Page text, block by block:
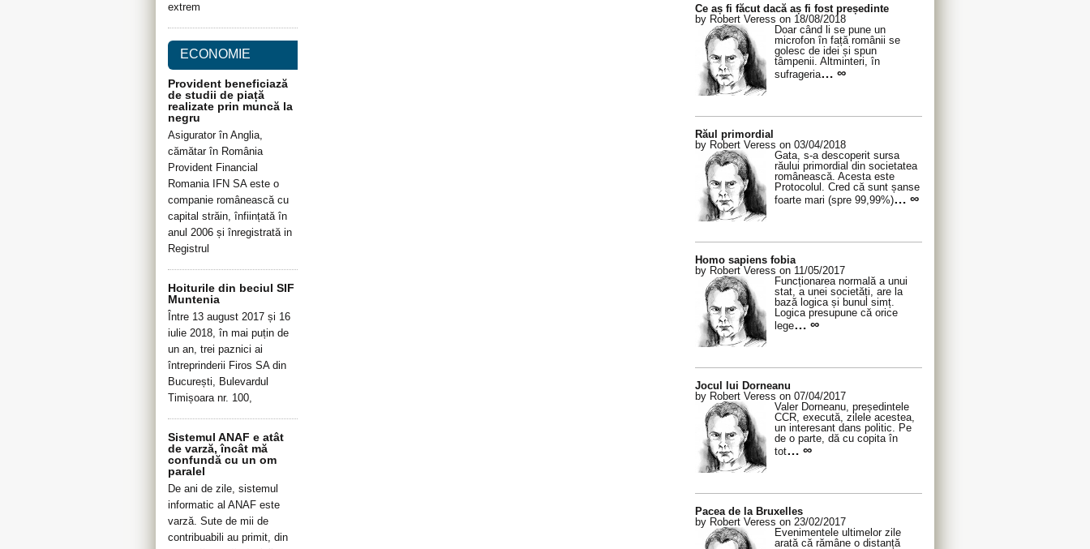
extrem
ECONOMIE
Provident beneficiază
de studii de piață
realizate prin muncă la
negru
Asigurator în Anglia,
cămătar în România
Provident Financial
Romania IFN SA este o
companie românească cu
capital străin, înființată în
anul 2006 și înregistrată in
Registrul
Hoiturile din beciul SIF
Muntenia
Între 13 august 2017 și 16
iulie 2018, în mai puțin de
un an, trei paznici ai
întreprinderii Firos SA din
București, Bulevardul
Timișoara nr. 100,
Sistemul ANAF e atât
de varză, încât mă
confundă cu un om
paralel
De ani de zile, sistemul
informatic al ANAF este
varză. Sute de mii de
contribuabili au primit, din
Ce aș fi făcut dacă aș fi fost președinte
by Robert Veress on 18/08/2018
Doar când li se pune un
microfon în față românii se
golesc de idei și spun
tâmpenii. Altminteri, în
sufrageria… ∞
Răul primordial
by Robert Veress on 03/04/2018
Gata, s-a descoperit sursa
răului primordial din societatea
românească. Acesta este
Protocolul. Cred că sunt șanse
foarte mari (spre 99,99%)… ∞
Homo sapiens fobia
by Robert Veress on 11/05/2017
Funcționarea normală a unui
stat, a unei societăți, are la
bază logica și bunul simț.
Logica presupune că orice
lege… ∞
Jocul lui Dorneanu
by Robert Veress on 07/04/2017
Valer Dorneanu, președintele
CCR, execută, zilele acestea,
un interesant dans politic. Pe
de o parte, dă cu copita în
tot… ∞
Pacea de la Bruxelles
by Robert Veress on 23/02/2017
Evenimentele ultimelor zile
arată că rămâne o distanță